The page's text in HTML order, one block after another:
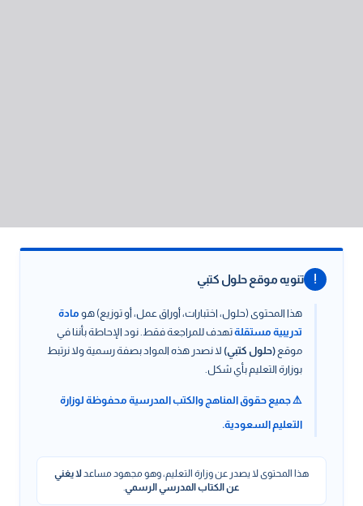
! تنويه موقع حلول كتبي
هذا المحتوى (حلول، اختبارات، أوراق عمل، أو توزيع) هو مادة
تدريبية مستقلةتهدف للمراجعة فقط. نود الإحاطة بأننا في
موقع (حلول كتبي) لا نصدر هذه المواد بصفة رسمية ولا نرتبط
بوزارة التعليم بأي شكل.
⚠️ جميع حقوق المناهج والكتب المدرسية محفوظة لوزارة
التعليم السعودية.
هذا المحتوى لا يصدر عن وزارة التعليم، وهو مجهود مساعدلا يغني
عن الكتاب المدرسي الرسمي.